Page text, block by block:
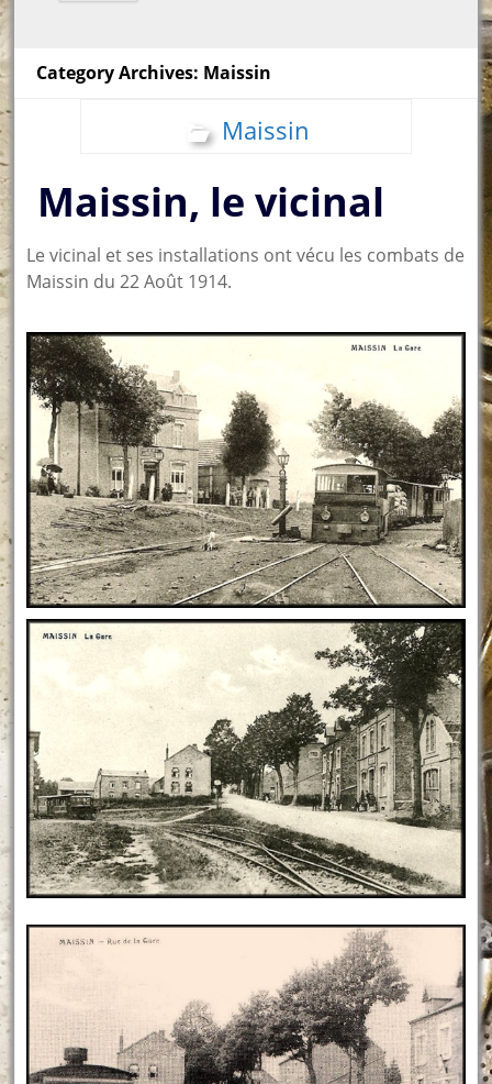
Category Archives: Maissin
Maissin
Maissin, le vicinal
Le vicinal et ses installations ont vécu les combats de
Maissin du 22 Août 1914.